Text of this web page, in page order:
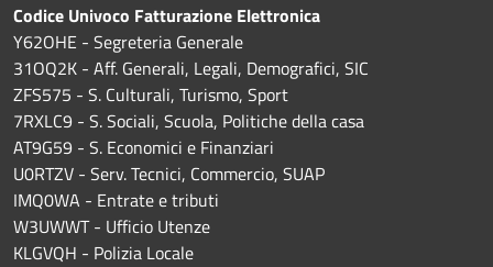
Codice Univoco Fatturazione Elettronica
Y62OHE - Segreteria Generale
31OQ2K - Aff. Generali, Legali, Demografici, SIC
ZFS575 - S. Culturali, Turismo, Sport
7RXLC9 - S. Sociali, Scuola, Politiche della casa
AT9G59 - S. Economici e Finanziari
U0RTZV - Serv. Tecnici, Commercio, SUAP
IMQ0WA - Entrate e tributi
W3UWWT - Ufficio Utenze
KLGVQH - Polizia Locale